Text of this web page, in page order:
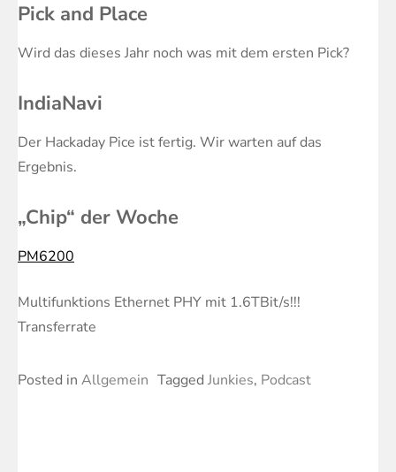
Pick and Place
Wird das dieses Jahr noch was mit dem ersten Pick?
IndiaNavi
Der Hackaday Pice ist fertig. Wir warten auf das
Ergebnis.
„Chip“ der Woche
PM6200
Multifunktions Ethernet PHY mit 1.6TBit/s!!!
Transferrate
Posted in Allgemein Tagged Junkies, Podcast